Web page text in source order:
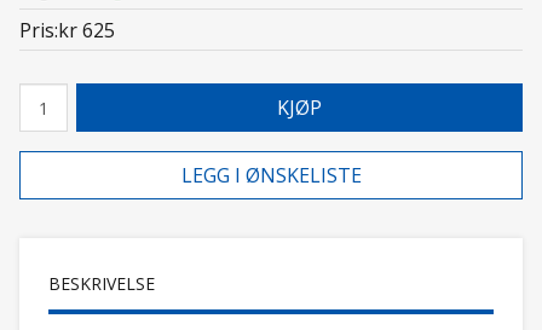
Pris kr 625
KJØP
LEGG I ØNSKELISTE
BESKRIVELSE